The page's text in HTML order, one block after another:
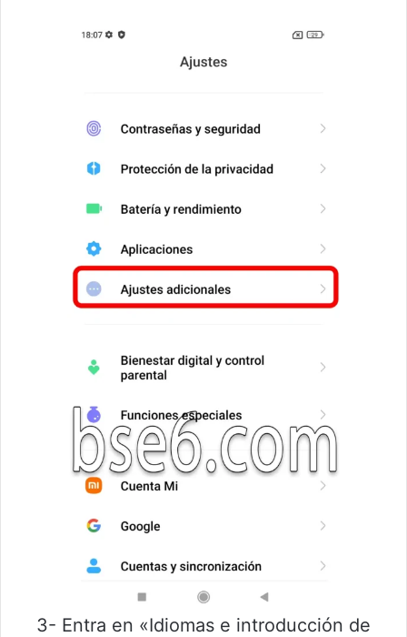
3- Entra en «Idiomas e introducción de